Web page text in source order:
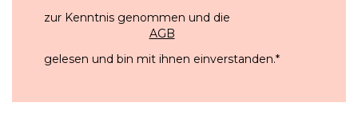
zur Kenntnis genommen und die
AGB
gelesen und bin mit ihnen einverstanden.*